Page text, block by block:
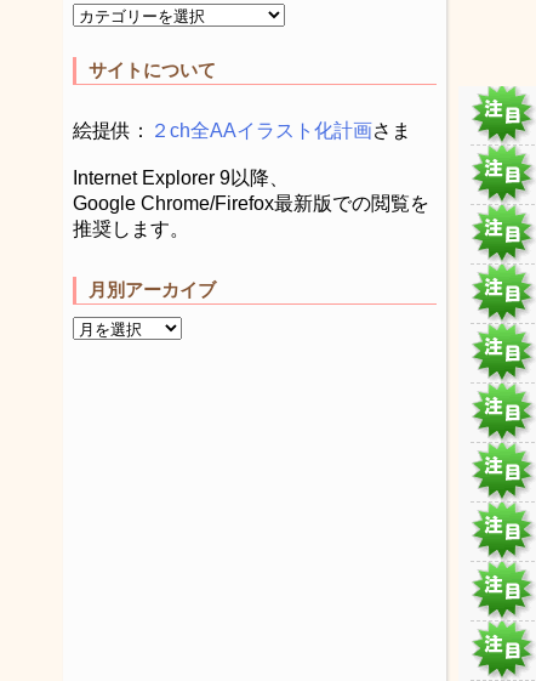
サイトについて
絵提供： ２ch全AAイラスト化計画さま
Internet Explorer 9以降、
Google Chrome/Firefox最新版での閲覧を
推奨します。
月別アーカイブ